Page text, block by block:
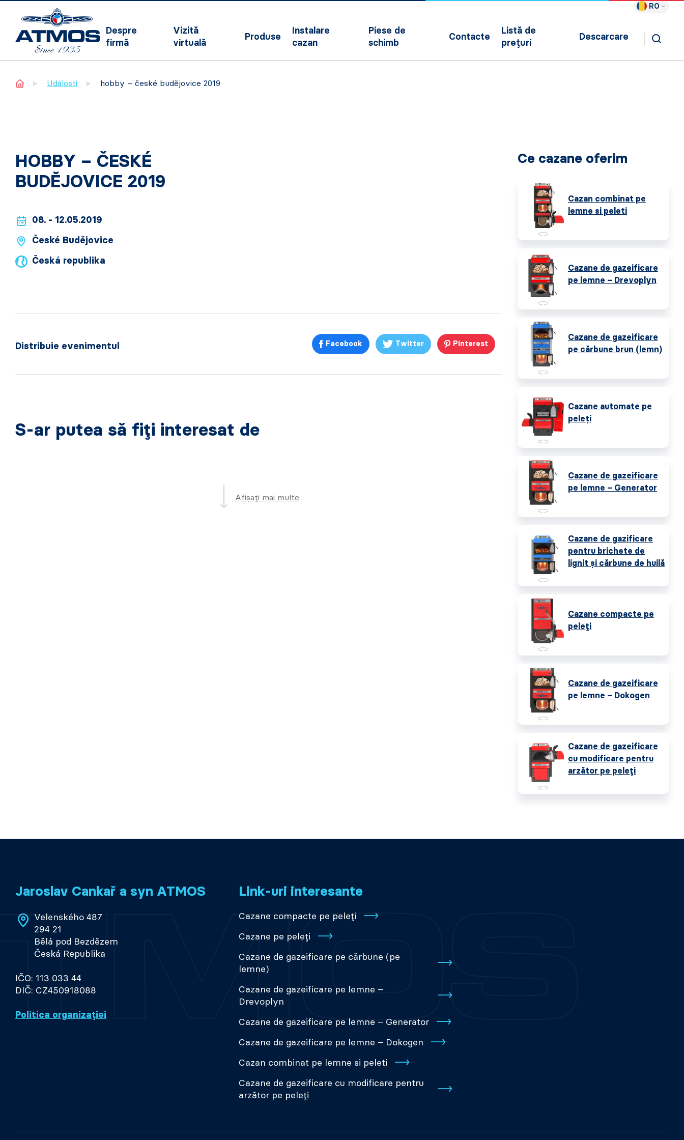
RO
Despre
firmă
Vizită
virtuală
Produse
Instalare
cazan
Piese de
schimb
Contacte
Listă de
prețuri
Descarcare
Home Události hobby – české budějovice 2019
HOBBY – ČESKÉ
BUDĚJOVICE 2019
08. - 12.05.2019
České Budějovice
Česká republika
Distribuie evenimentul Facebook Twitter Pinterest
S-ar putea să fiți interesat de
Afișați mai multe
Ce cazane oferim
Cazan combinat pe
lemne si peleti
Cazane de gazeificare
pe lemne – Drevoplyn
Cazane de gazeificare
pe cărbune brun (lemn)
Cazane automate pe
peleţi
Cazane de gazeificare
pe lemne – Generator
Cazane de gazificare
pentru brichete de
lignit și cărbune de huilă
Cazane compacte pe
peleți
Cazane de gazeificare
pe lemne – Dokogen
Cazane de gazeificare
cu modificare pentru
arzător pe peleți
Jaroslav Cankař a syn ATMOS
Velenského 487
294 21
Bělá pod Bezdězem
Česká Republika
IČO: 113 033 44
DIČ: CZ450918088
Politica organizației
Link-uri interesante
Cazane compacte pe peleți
Cazane pe peleți
Cazane de gazeificare pe cărbune (pe
lemne)
Cazane de gazeificare pe lemne –
Drevoplyn
Cazane de gazeificare pe lemne – Generator
Cazane de gazeificare pe lemne – Dokogen
Cazan combinat pe lemne si peleti
Cazane de gazeificare cu modificare pentru
arzător pe peleți